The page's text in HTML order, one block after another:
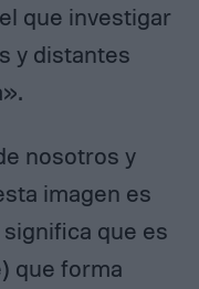
que investigar
y distantes
nosotros y
imagen es
que es
que forma